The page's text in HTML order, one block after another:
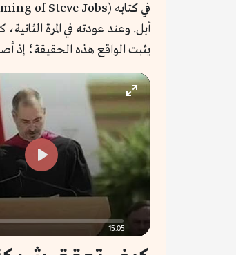
أبل. وعند عودته في المرة
يثبت الواقع هذه الحقيقة؛ إذ
15:05
fullscreen
Play